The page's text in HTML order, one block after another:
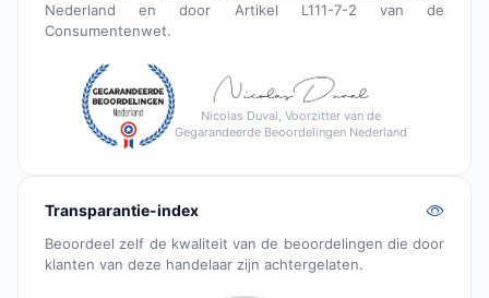
Nederland en door Artikel L111-7-2 van de
Consumentenwet.
Nicolas Duval, Voorzitter van de
Gegarandeerde Beoordelingen Nederland
Transparantie-index
Beoordeel zelf de kwaliteit van de beoordelingen die door
klanten van deze handelaar zijn achtergelaten.